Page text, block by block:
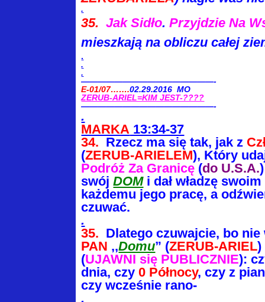
.
35. Jak Sidło.Przyjdzie Na
mieszkają naobliczu całej
.
.
.
————————————————-
E-01/07…….02.29.2016 MO
ZERUB-ARIEL=KIM JEST-????
————————————————-
.
MARKA 13:34-37
34. Rzecz ma się tak, jak z
(ZERUB-ARIELEM), Który
Podróż Za Granicę (do U.S.A.
swójDOMi dał władzę
każdemu jego pracę, a
czuwać.
.
35. Dlatego czuwajcie, bo
PAN ,,Domu” (ZERUB-ARIEL)
(UJAWNI się PUBLICZNIE):
dnia, czy0 Północy, czy z
czy wcześnie rano-
.